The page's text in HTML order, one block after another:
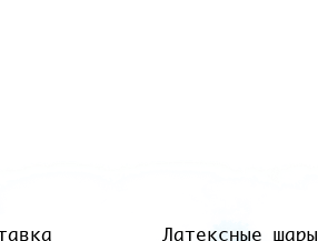
Латексные шары